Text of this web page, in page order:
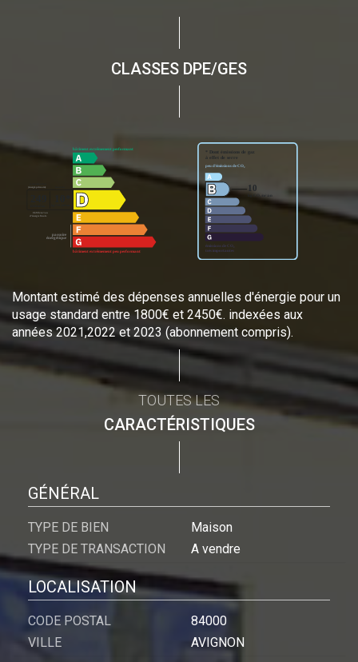
CLASSES DPE/GES
Montant estimé des dépenses annuelles d'énergie pour un
usage standard entre 1800€ et 2450€. indexées aux
années 2021,2022 et 2023 (abonnement compris).
TOUTES LES
CARACTÉRISTIQUES
GÉNÉRAL
TYPE DE BIEN
Maison
TYPE DE TRANSACTION
A vendre
LOCALISATION
CODE POSTAL
84000
VILLE
AVIGNON